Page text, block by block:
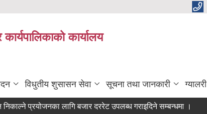
कार्यालय
विधुतीय शुसासन सेवा सूचना तथा जानकारी ग्यालरी
प्रयोजनका लागि बजार दररेट उपलब्ध गराइदिने सम्बन्धमा ।